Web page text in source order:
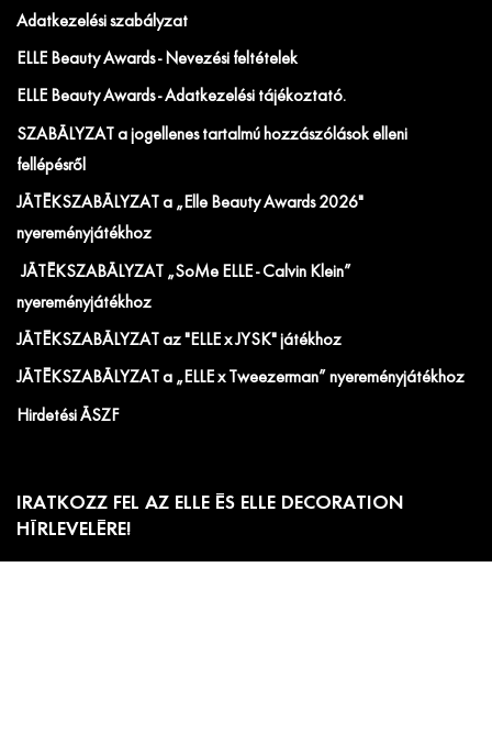
Adatkezelési szabályzat
ELLE Beauty Awards - Nevezési feltételek
ELLE Beauty Awards - Adatkezelési tájékoztató.
SZABÁLYZAT a jogellenes tartalmú hozzászólások elleni
fellépésről
JÁTÉKSZABÁLYZAT a „Elle Beauty Awards 2026"
nyereményjátékhoz
JÁTÉKSZABÁLYZAT „SoMe ELLE - Calvin Klein”
nyereményjátékhoz
JÁTÉKSZABÁLYZAT az "ELLE x JYSK" játékhoz
JÁTÉKSZABÁLYZAT a „ELLE x Tweezerman” nyereményjátékhoz
Hirdetési ÁSZF
IRATKOZZ FEL AZ ELLE ÉS ELLE DECORATION
HÍRLEVELÉRE!